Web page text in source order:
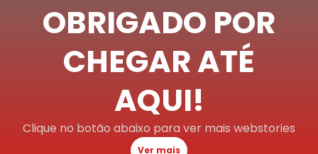
OBRIGADO POR
CHEGAR ATÉ
AQUI!
Clique no botão abaixo para ver mais webstories
Ver mais